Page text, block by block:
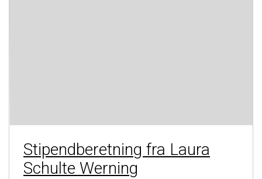
Stipendberetning fra Laura
Schulte Werning